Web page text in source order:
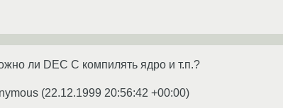
ли DEC C компилять ядро и т.п.?
(22.12.1999 20:56:42 +00:00)